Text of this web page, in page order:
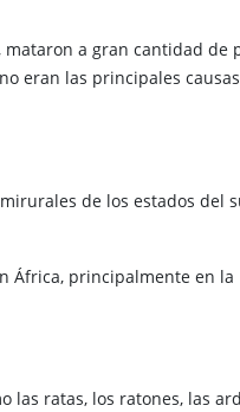
a gran cantidad de
eran las principales
de los estados del
África, principalmente en la
las ratas, los ratones, las